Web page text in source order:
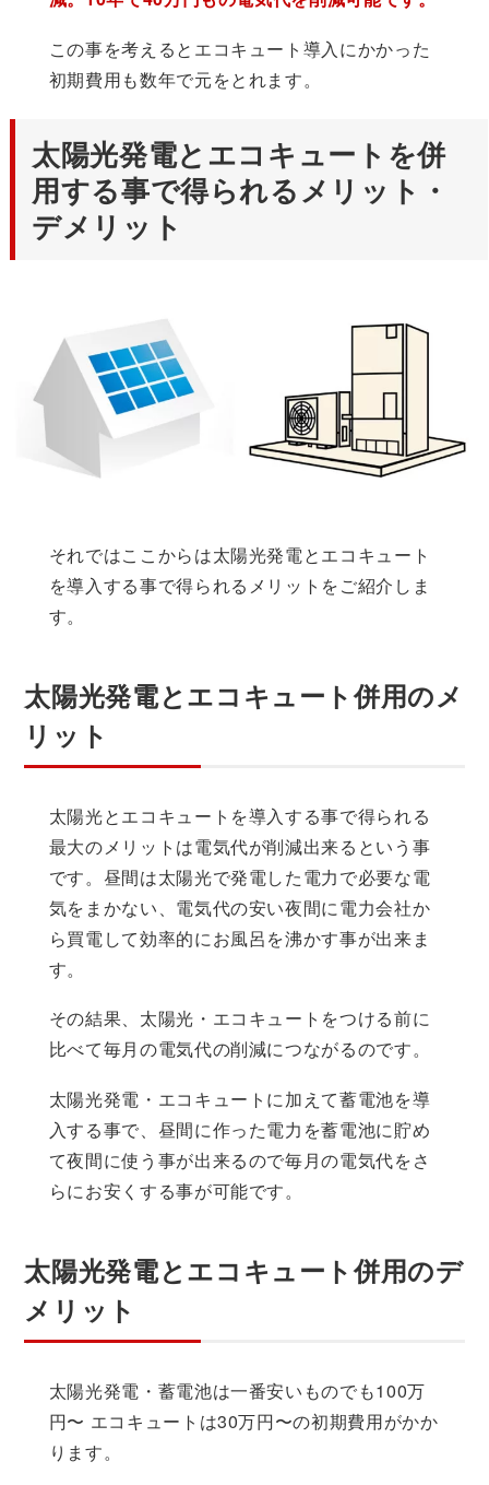
この事を考えるとエコキュート導入にかかった
初期費用も数年で元をとれます。
太陽光発電とエコキュートを併
用する事で得られるメリット・
デメリット
それではここからは太陽光発電とエコキュート
を導入する事で得られるメリットをご紹介しま
す。
太陽光発電とエコキュート併用のメ
リット
太陽光とエコキュートを導入する事で得られる
最大のメリットは電気代が削減出来るという事
です。昼間は太陽光で発電した電力で必要な電
気をまかない、電気代の安い夜間に電力会社か
ら買電して効率的にお風呂を沸かす事が出来ま
す。
その結果、太陽光・エコキュートをつける前に
比べて毎月の電気代の削減につながるのです。
太陽光発電・エコキュートに加えて蓄電池を導
入する事で、昼間に作った電力を蓄電池に貯め
て夜間に使う事が出来るので毎月の電気代をさ
らにお安くする事が可能です。
太陽光発電とエコキュート併用のデ
メリット
太陽光発電・蓄電池は一番安いものでも100万
円〜 エコキュートは30万円〜の初期費用がかか
ります。